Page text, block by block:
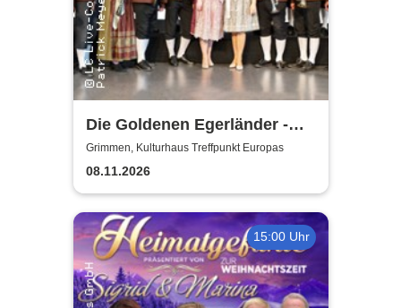
Die Goldenen Egerländer -
Melodien aus dem Egerland
Grimmen, Kulturhaus Treffpunkt Europas
08.11.2026
15:00 Uhr